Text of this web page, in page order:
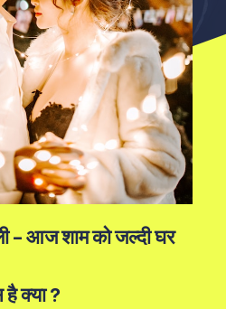
– आज शाम को जल्दी घर
क्या ?